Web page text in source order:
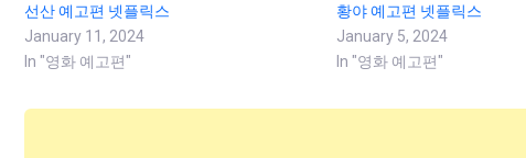
선산 예고편 넷플릭스
January 11, 2024
In "영화 예고편"
황야 예고편 넷플릭스
January 5, 2024
In "영화 예고편"